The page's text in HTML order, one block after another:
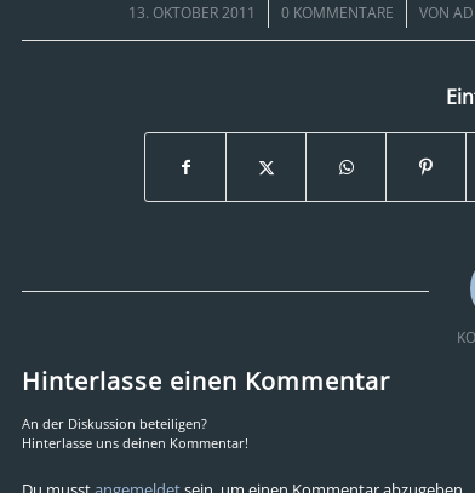
13. OKTOBER 2011
/ 0 KOMMENTARE
/ VON
Hinterlasse einen Kommentar
An der Diskussion beteiligen?
Hinterlasse uns deinen Kommentar!